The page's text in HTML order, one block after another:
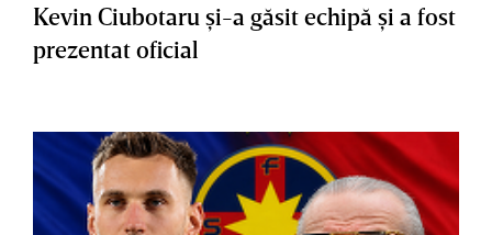
Kevin Ciubotaru şi-a găsit echipă şi a fost
prezentat oficial